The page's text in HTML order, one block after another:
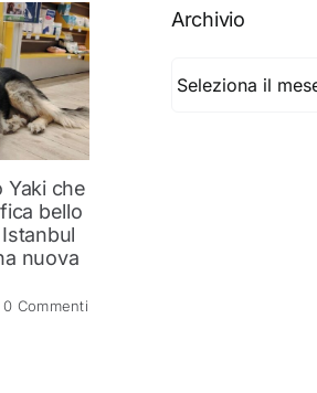
Yaki che
bello
nuova
0 Commenti
Archivio